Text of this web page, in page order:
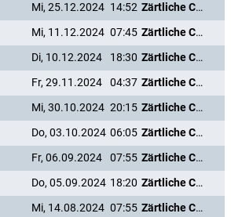
Mi, 25.12.2024 14:52
Zärtliche Chaoten II
Mi, 11.12.2024 07:45
Zärtliche Chaoten II
Di, 10.12.2024 18:30
Zärtliche Chaoten II
Fr, 29.11.2024 04:37
Zärtliche Chaoten II
Mi, 30.10.2024 20:15
Zärtliche Chaoten II
Do, 03.10.2024 06:05
Zärtliche Chaoten II
Fr, 06.09.2024 07:55
Zärtliche Chaoten II
Do, 05.09.2024 18:20
Zärtliche Chaoten II
Mi, 14.08.2024 07:55
Zärtliche Chaoten II